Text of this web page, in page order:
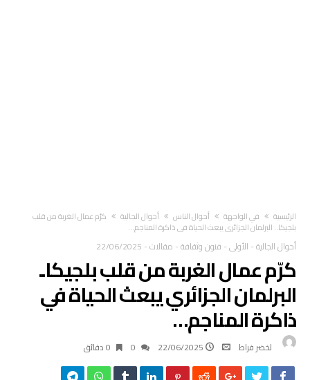
‫الرئيسية‬ في الواجهة أحوال الناس أحوال الجالية
كرّم عمال الغربة من قلب
بلجيكا.. البرلمان الجزائري يبعث الحياة في ذاكرة المناجم…
أحوال الجالية- الأولى- فنون وثقافة- مقالات-
22/06/2025
كرّم عمال الغربة من قلب بلجيكا..
البرلمان الجزائري يبعث الحياة في
ذاكرة المناجم…
لخضر فراط 22/06/2025 0 ‫دقائق‬